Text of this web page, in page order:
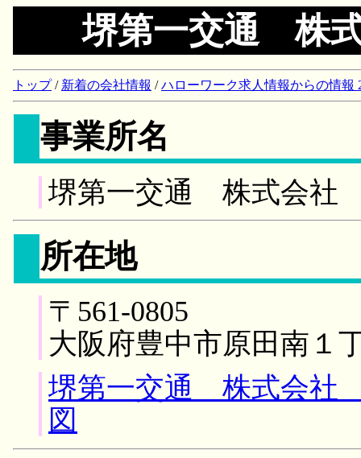
堺第一交通 株
トップ/ 新着の会社情報 /ハローワーク求人情報からの情報
事業所名
堺第一交通 株式会社
所在地
〒561-0805
大阪府豊中市原田南１
堺第一交通 株式会社
図